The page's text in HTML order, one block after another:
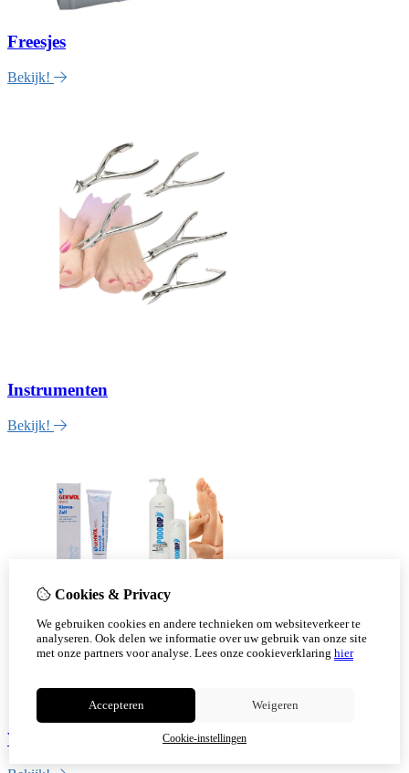
Freesjes
Bekijk!
Instrumenten
Bekijk!
Verzorging
Cookies & Privacy
We gebruiken cookies en andere technieken om websiteverkeer te
analyseren. Ook delen we informatie over uw gebruik van onze site
met onze partners voor analyse. Lees onze cookieverklaring hier
Accepteren Weigeren
Cookie-instellingen